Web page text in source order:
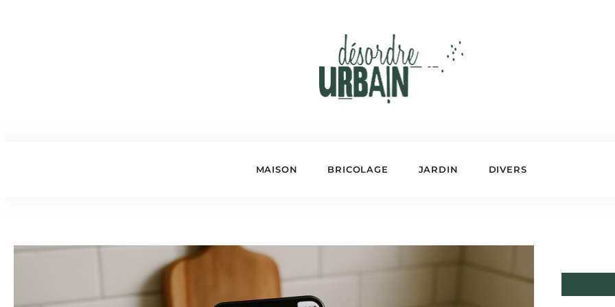
MAISON BRICOLAGE JARDIN DIVERS